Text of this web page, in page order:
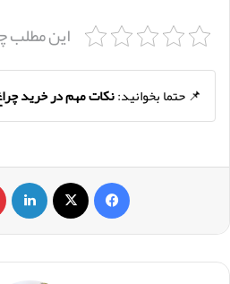
این مطلب
📌 حتما بخوانید:نکات مهم در خرید